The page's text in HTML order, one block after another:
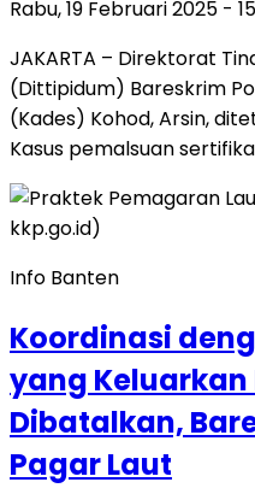
Rabu, 19 Februari 2025 -
JAKARTA – Direktorat
(Dittipidum) Bareskrim
(Kades) Kohod, Arsin,
Kasus pemalsuan
Info Banten
Koordinasi
yang Keluarkan
Dibatalkan,
Pagar Laut